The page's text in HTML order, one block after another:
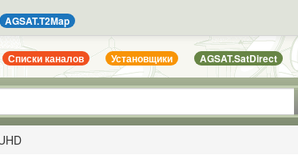
AGSAT.T2Map
Списки каналов Установщики AGSAT.SatDirect